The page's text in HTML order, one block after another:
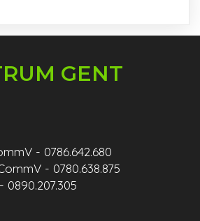
GENT
- 0786.642.680
- 0780.638.875